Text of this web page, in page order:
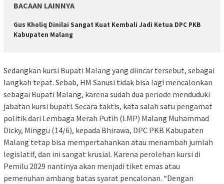
BACAAN LAINNYA
Gus Kholiq Dinilai Sangat Kuat Kembali Jadi Ketua DPC PKB
Kabupaten Malang
Sedangkan kursi Bupati Malang yang diincar tersebut, sebagai
langkah tepat. Sebab, HM Sanusi tidak bisa lagi mencalonkan
sebagai Bupati Malang, karena sudah dua periode menduduki
jabatan kursi bupati. Secara taktis, kata salah satu pengamat
politik dari Lembaga Merah Putih (LMP) Malang Muhammad
Dicky, Minggu (14/6), kepada Bhirawa, DPC PKB Kabupaten
Malang tetap bisa mempertahankan atau menambah jumlah
legislatif, dan ini sangat krusial. Karena perolehan kursi di
Pemilu 2029 nantinya akan menjadi tiket emas atau
pemenuhan ambang batas syarat pencalonan. “Dengan